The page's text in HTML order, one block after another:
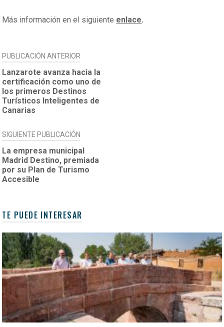
Más información en el siguiente enlace.
NAVEGACIÓN
DE
ENTRADAS
PUBLICACIÓN ANTERIOR
Lanzarote avanza hacia la
certificación como uno de
los primeros Destinos
Turísticos Inteligentes de
Canarias
SIGUIENTE PUBLICACIÓN
La empresa municipal
Madrid Destino, premiada
por su Plan de Turismo
Accesible
TE PUEDE INTERESAR